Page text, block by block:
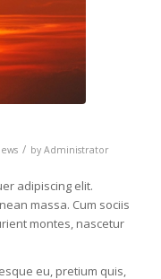
/ by Administrator
adipiscing elit.
massa. Cum sociis
montes, nascetur
eu, pretium quis,